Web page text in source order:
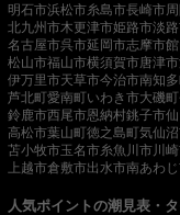
明石市浜松市糸島市長崎市
北九州市木更津市姫路市淡
名古屋市呉市延岡市志摩市
松山市福山市横須賀市唐津市
伊万里市天草市今治市南知
芦北町愛南町いわき市大磯町
鈴鹿市西尾市恩納村銚子市
高松市葉山町徳之島町気仙
苫小牧市玉名市糸魚川市川
上越市倉敷市出水市南あわ
人気ポイントの潮見表・